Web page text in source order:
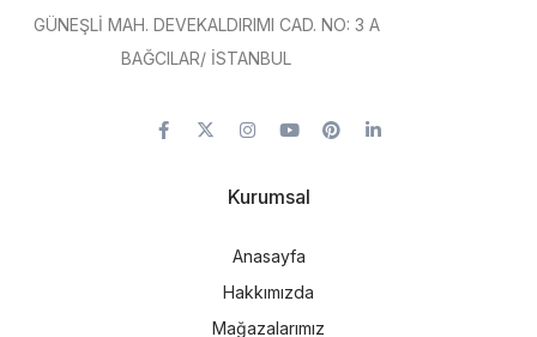
GÜNEŞLİ MAH. DEVEKALDIRIMI CAD. NO: 3 A
BAĞCILAR/ İSTANBUL
Kurumsal
Anasayfa
Hakkımızda
Mağazalarımız